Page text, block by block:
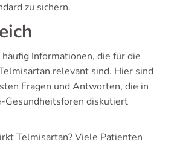
zu sichern.
Informationen, die für die
relevant sind. Hier sind
Fragen und Antworten, die in
Gesundheitsforen diskutiert
Telmisartan? Viele Patienten